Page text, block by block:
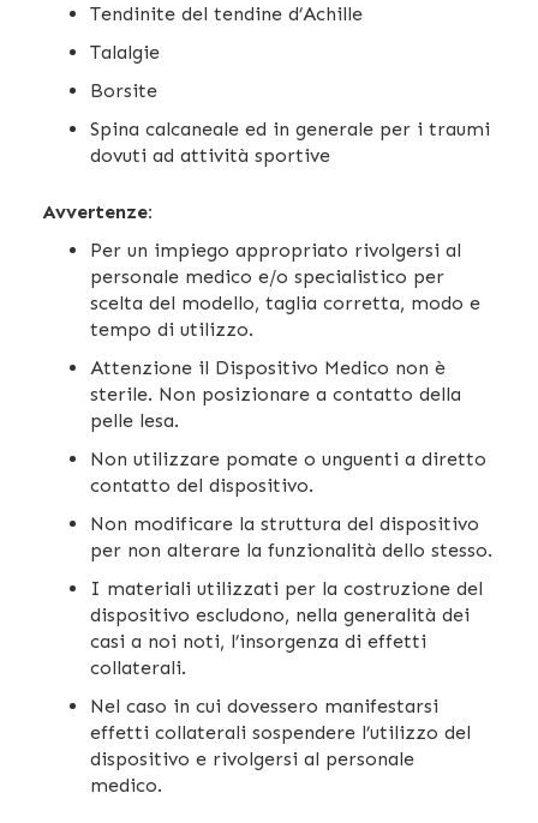
Tendinite del tendine d’Achille
Talalgie
Borsite
Spina calcaneale ed in generale per i traumi
dovuti ad attività sportive
Avvertenze:
Per un impiego appropriato rivolgersi al
personale medico e/o specialistico per
scelta del modello, taglia corretta, modo e
tempo di utilizzo.
Attenzione il Dispositivo Medico non è
sterile. Non posizionare a contatto della
pelle lesa.
Non utilizzare pomate o unguenti a diretto
contatto del dispositivo.
Non modificare la struttura del dispositivo
per non alterare la funzionalità dello stesso.
I materiali utilizzati per la costruzione del
dispositivo escludono, nella generalità dei
casi a noi noti, l’insorgenza di effetti
collaterali.
Nel caso in cui dovessero manifestarsi
effetti collaterali sospendere l’utilizzo del
dispositivo e rivolgersi al personale
medico.